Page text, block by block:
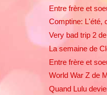
Entre frère et
Comptine: L'été,
Very bad trip 2
La semaine de
Entre frère et
World War Z de
Quand Lulu